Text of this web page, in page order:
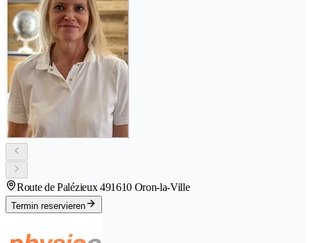
Route de Palézieux 491610 Oron-la-Ville
Termin reservieren